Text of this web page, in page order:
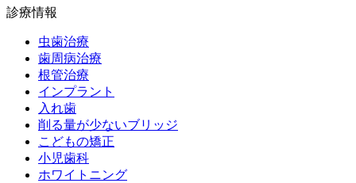
診療情報
虫歯治療
歯周病治療
根管治療
インプラント
入れ歯
削る量が少ないブリッジ
こどもの矯正
小児歯科
ホワイトニング